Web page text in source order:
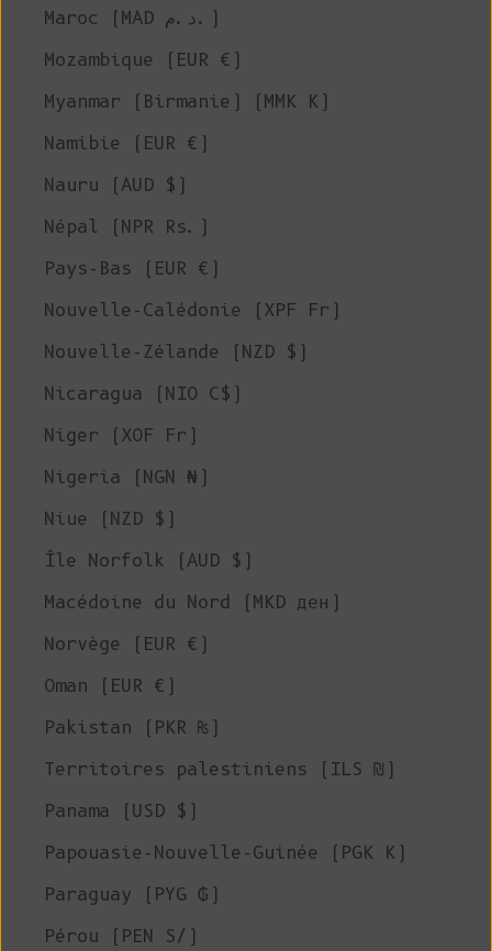
Maroc (MAD د.م.)
Mozambique (EUR €)
Myanmar (Birmanie) (MMK K)
Namibie (EUR €)
Nauru (AUD $)
Népal (NPR Rs.)
Pays-Bas (EUR €)
Nouvelle-Calédonie (XPF Fr)
Nouvelle-Zélande (NZD $)
Nicaragua (NIO C$)
Niger (XOF Fr)
Nigeria (NGN ₦)
Niue (NZD $)
Île Norfolk (AUD $)
Macédoine du Nord (MKD ден)
Norvège (EUR €)
Oman (EUR €)
Pakistan (PKR ₨)
Territoires palestiniens (ILS ₪)
Panama (USD $)
Papouasie-Nouvelle-Guinée (PGK K)
Paraguay (PYG ₲)
Pérou (PEN S/)